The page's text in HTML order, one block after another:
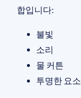
합입니다:
불빛
소리
물 커튼
투명한 요소